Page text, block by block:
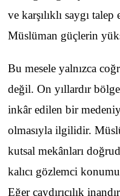
ve karşılıklı saygı
Müslüman güçlerin
Bu mesele yalnızca
değil. On yıllardır
inkâr edilen bir
olmasıyla ilgilidir.
kutsal mekânları
kalıcı gözlemci
Eğer caydırıcılık